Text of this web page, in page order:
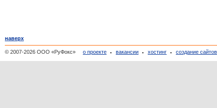
наверх
© 2007-2026 ООО «РуФокс» о проекте вакансии хостинг создание сайтов